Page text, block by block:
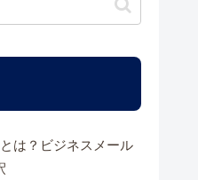
は？ビジネスメール